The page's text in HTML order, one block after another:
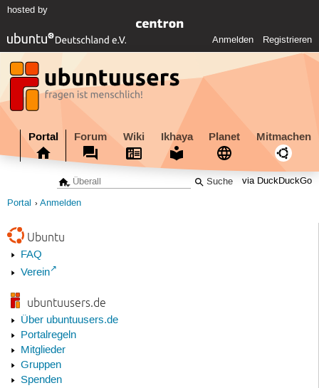
hosted by
Anmelden Registrieren
Portal Forum Wiki Ikhaya Planet Mitmachen
via DuckDuckGo
Portal Anmelden
Ubuntu
FAQ
Verein
ubuntuusers.de
Über ubuntuusers.de
Portalregeln
Mitglieder
Gruppen
Spenden